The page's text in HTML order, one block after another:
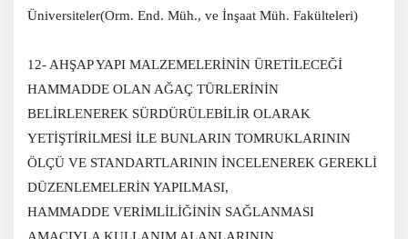
Üniversiteler(Orm. End. Müh., ve İnşaat Müh. Fakülteleri)
12- AHŞAP YAPI MALZEMELERİNİN ÜRETİLECEĞİ
HAMMADDE OLAN AĞAÇ TÜRLERİNİN
BELİRLENEREK SÜRDÜRÜLEBİLİR OLARAK
YETİŞTİRİLMESİ İLE BUNLARIN TOMRUKLARININ
ÖLÇÜ VE STANDARTLARININ İNCELENEREK GEREKLİ
DÜZENLEMELERİN YAPILMASI,
HAMMADDE VERİMLİLİĞİNİN SAĞLANMASI
AMACIYLA KULLANIM ALANLARININ